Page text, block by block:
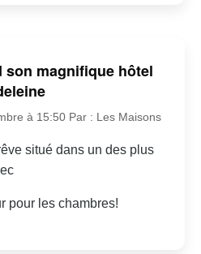
son magnifique hôtel
à 15:50 Par : Les Maisons
situé dans un des plus
pour les chambres!